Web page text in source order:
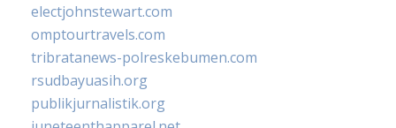
electjohnstewart.com
omptourtravels.com
tribratanews-polreskebumen.com
rsudbayuasih.org
publikjurnalistik.org